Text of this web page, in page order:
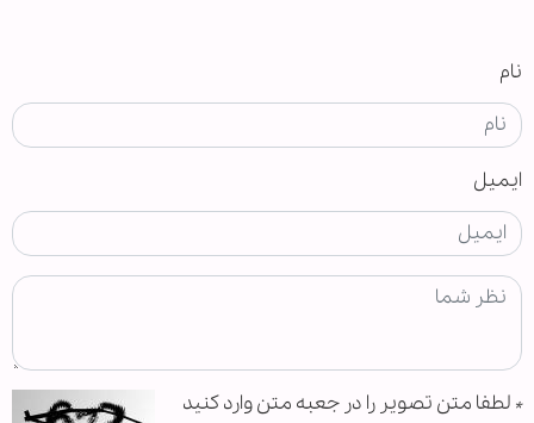
نام
ایمیل
* لطفا متن تصویر را در جعبه متن وارد کنید